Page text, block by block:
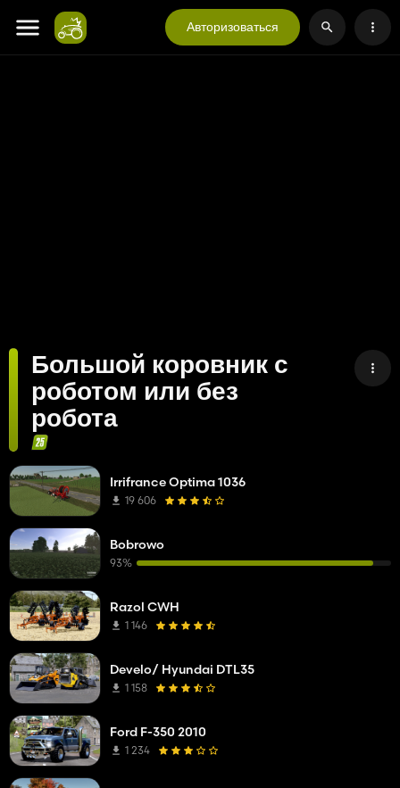
Авторизоваться
Большой коровник с
роботом или без
робота
Irrifrance Optima 1036
19 606
Bobrowo
93%
Razol CWH
1 146
Develo/ Hyundai DTL35
1 158
Ford F-350 2010
1 234